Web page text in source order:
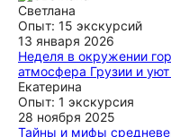
ещё
бронирования и до
внимательными и
дружеской атмосфере,
Все было
организаторам!
ещё
Светлана
Опыт: 15 экскурсий
13 января 2026
Неделя в окружении
атмосфера Грузии и
Путешествовала с
каникулы. Удобный и
Благодарю
ещё
Екатерина
Опыт: 1 экскурсия
28 ноября 2025
Тайны и мифы